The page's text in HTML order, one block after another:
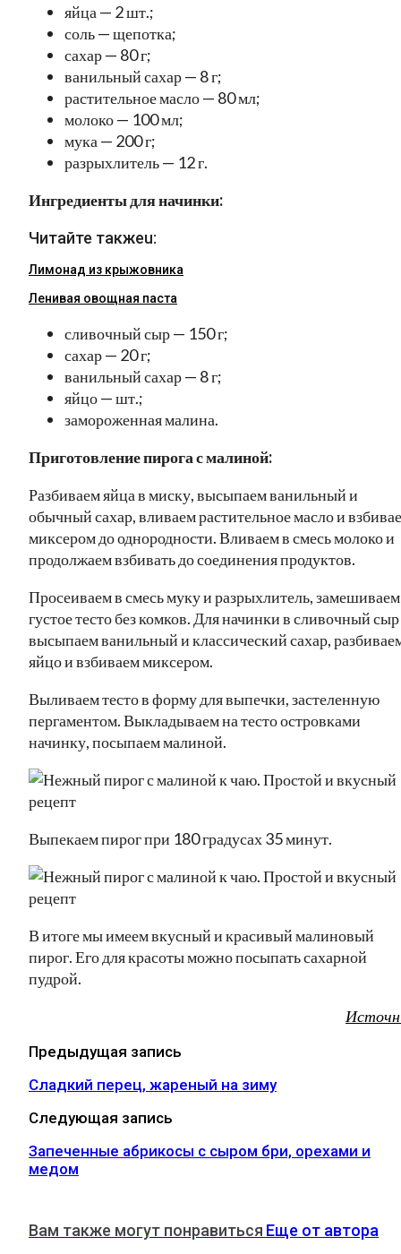
яйца — 2 шт.;
соль — щепотка;
сахар — 80 г;
ванильный сахар — 8 г;
растительное масло — 80 мл;
молоко — 100 мл;
мука — 200 г;
разрыхлитель — 12 г.
Ингредиенты для начинки:
Читайте такжеu:
Лимонад из крыжовника
Ленивая овощная паста
сливочный сыр — 150 г;
сахар — 20 г;
ванильный сахар — 8 г;
яйцо — шт.;
замороженная малина.
Приготовление пирога с малиной:
Разбиваем яйца в миску, высыпаем ванильный и
обычный сахар, вливаем растительное масло и
миксером до однородности. Вливаем в смесь молоко и
продолжаем взбивать до соединения продуктов.
Просеиваем в смесь муку и разрыхлитель, замешиваем
густое тесто без комков. Для начинки в сливочный сыр
высыпаем ванильный и классический сахар,
яйцо и взбиваем миксером.
Выливаем тесто в форму для выпечки, застеленную
пергаментом. Выкладываем на тесто островками
начинку, посыпаем малиной.
Выпекаем пирог при 180 градусах 35 минут.
В итоге мы имеем вкусный и красивый малиновый
пирог. Его для красоты можно посыпать сахарной
пудрой.
Предыдущая запись
Сладкий перец, жареный на зиму
Следующая запись
Запеченные абрикосы с сыром бри, орехами и
медом
Вам также могут понравиться Еще от автора